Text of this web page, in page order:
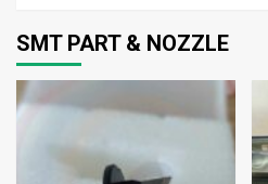
SMT PART & NOZZLE